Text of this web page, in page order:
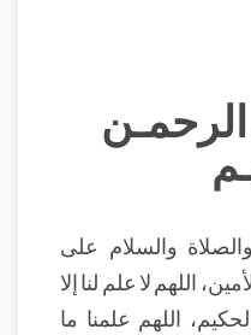
والسلام على
اللهم لا علم لنا إلا
اللهم علمنا ما